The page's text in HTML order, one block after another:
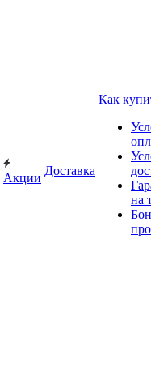
Акции
Доставка
Как
на